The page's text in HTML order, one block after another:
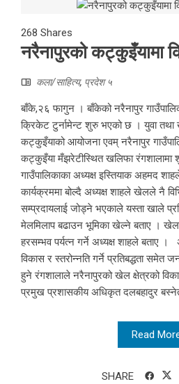
268 Shares
नरैनापुरको कट्कुइँयामा
कला/साहित्य, प्रदेश ५
बाँके,२६ फागुन । बाँकेको नरैनापुर
क्रिकेट टुर्नामेन्ट शुरु भएको छ । युवा
कट्कुइँयाको आयोजना एवम् नरैनापुर
कट्कुइँया मँझरेटीस्थित खलिफा रंगशालामा
गाउँपालिकाका अध्यक्ष इस्तियाक अहमद
कार्यक्रममा बोल्दै अध्यक्ष शाहले खेलले नै
सम्प्रदायलाई जोड्ने भएकाले यस्ता खाले
मेलमिलाप बढाउन भूमिका खेल्ने बताए ।
हरसम्भव पर्यत्न गर्ने अध्यक्ष शाहले बताए
विकास र स्तरोन्नति गर्ने प्रतिबद्धता समेत
हुने रंगशालाले नरैनापुरको खेल क्षेत्रको
प्रमुख प्रशासकीय अधिकृत दलबहादुर
Read
SHARE